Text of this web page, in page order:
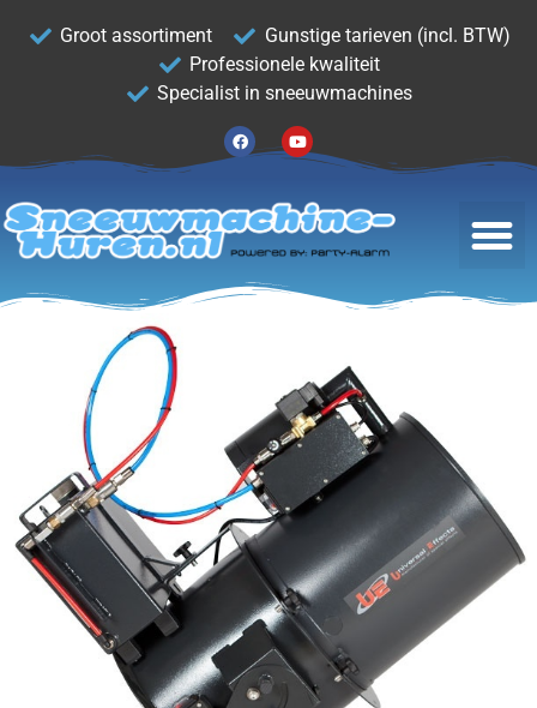
Groot assortiment
Gunstige tarieven (incl. BTW)
Professionele kwaliteit
Specialist in sneeuwmachines